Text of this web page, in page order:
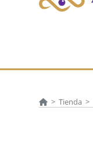
> Tienda >